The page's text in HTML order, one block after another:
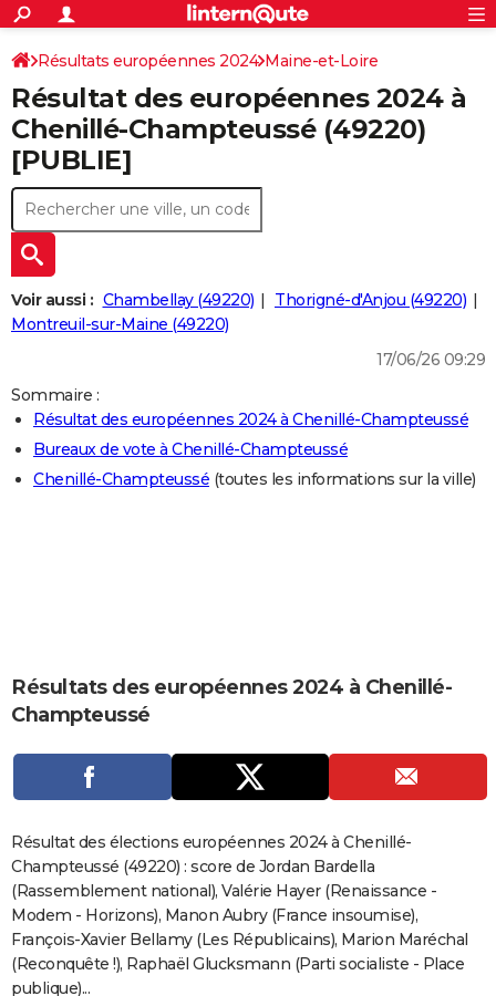
ACTUALITÉS
Politique
Société
Faits Divers
Education
Monde
Villes
+
SPORT
Coupe du monde 2026
Football
Tennis
Cyclisme
Rugby
Forum
CULTURE
Programme TV
TNT
Streaming
Cinéma
Sorties cinéma
Musique
+FINANCE
Retraite
Impôts
Epargne
Immobilier
Risques naturels par ville
Banque
Assurance
CréditAUTO
Essais
Réserver un essai
Citadines
Berlines
SUV
Forum auto
+HIGH-TECH
Mobiles
Meilleur smartphone
Internet
Ordinateurs
Jeux vidéo
Guide high-tech
+
BRICOLAGE
Forum
Aménagement intérieur
Extérieur
Cuisine
Salle de bains
Jardinage
Rangement
+
LIFESTYLE
Art de vivre
Bien-être
Loisirs
Mode
Modes de vie
SANTE
Alimentation
Guide de la santé
Maladies
Médicaments
Sommeil
VOYAGE
Carte de Noël
Carte Bonne année
Carte Saint-Valentin
Carte Pâques
Carte d'anniversaire
COPAINS D'AVANT
AVIS DE DÉCÈS
FORUM
Bricolage
Lifestyle
Culture
Sport
Auto
Television
Voyage
Cinema
Rechercher
S'inscrire
Connexion
Résultats européennes 2024 Maine-et-Loire
Résultat des européennes 2024 à
Chenillé-Champteussé (49220)
[PUBLIE]
Voir aussi : Chambellay (49220)
Thorigné-d'Anjou (49220)
Montreuil-sur-Maine (49220)
17/06/26 09:29
Sommaire :
Résultat des européennes 2024 à Chenillé-Champteussé
Bureaux de vote à Chenillé-Champteussé
Chenillé-Champteussé (toutes les informations sur la ville)
Résultats des européennes 2024 à Chenillé-
Champteussé
Résultat des élections européennes 2024 à Chenillé-
Champteussé (49220) : score de Jordan Bardella
(Rassemblement national), Valérie Hayer (Renaissance -
Modem - Horizons), Manon Aubry (France insoumise),
François-Xavier Bellamy (Les Républicains), Marion Maréchal
(Reconquête !), Raphaël Glucksmann (Parti socialiste - Place
publique)...